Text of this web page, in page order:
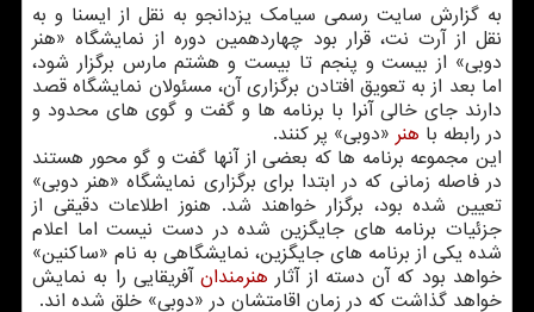
به گزارش سایت رسمی سیامك یزدانجو به نقل از ایسنا و به
نقل از آرت نت، قرار بود چهاردهمین دوره از نمایشگاه «هنر
دوبی» از بیست و پنجم تا بیست و هشتم مارس برگزار شود،
اما بعد از به تعویق افتادن برگزاری آن، مسئولان نمایشگاه قصد
دارند جای خالی آنرا با برنامه ها و گفت و گوی های محدود و
در رابطه با هنر «دوبی» پر كنند.
این مجموعه برنامه ها كه بعضی از آنها گفت و گو محور هستند
در فاصله زمانی كه در ابتدا برای برگزاری نمایشگاه «هنر دوبی»
تعیین شده بود، برگزار خواهند شد. هنوز اطلاعات دقیقی از
جزئیات برنامه های جایگزین شده در دست نیست اما اعلام
شده یكی از برنامه‎ های جایگزین، نمایشگاهی به نام «ساكنین»
خواهد بود كه آن دسته از آثار هنرمندانآفریقایی را به نمایش
خواهد گذاشت كه در زمان اقامتشان در «دوبی» خلق شده اند.